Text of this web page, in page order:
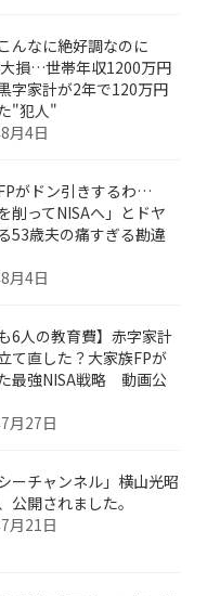
んなに絶好調なのに
損…世帯年収1200万円
字家計が2年で120万円
"犯人"
月4日
がドン引きするわ…
削ってNISAへ」とドヤ
53歳夫の痛すぎる勘違
月4日
も6人の教育費】赤字家計
て直した？大家族FPが
最強NISA戦略 動画公
月27日
シーチャンネル」横山光昭
公開されました。
月21日